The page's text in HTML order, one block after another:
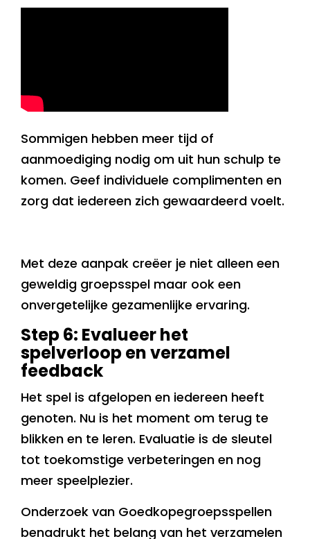
Sommigen hebben meer tijd of
aanmoediging nodig om uit hun schulp te
komen. Geef individuele complimenten en
zorg dat iedereen zich gewaardeerd voelt.
Met deze aanpak creëer je niet alleen een
geweldig groepsspel maar ook een
onvergetelijke gezamenlijke ervaring.
Step 6: Evalueer het
spelverloop en verzamel
feedback
Het spel is afgelopen en iedereen heeft
genoten. Nu is het moment om terug te
blikken en te leren. Evaluatie is de sleutel
tot toekomstige verbeteringen en nog
meer speelplezier.
Onderzoek van Goedkopegroepsspellen
benadrukt het belang van het verzamelen